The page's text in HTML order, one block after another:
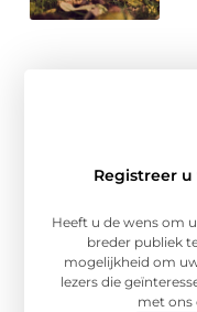
Registreer
Heeft u de wens om
breder publiek
mogelijkheid om
lezers die
met ons